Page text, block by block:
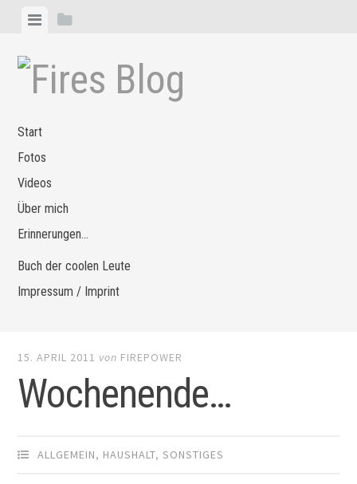
Zum
springen
MenüSeitenleiste
Start
Fotos
Videos
Über mich
Erinnerungen…
Buch der coolen Leute
Impressum / Imprint
15. APRIL 2011 von FIREPOWER
Wochenende…
ALLGEMEIN, HAUSHALT,SONSTIGES